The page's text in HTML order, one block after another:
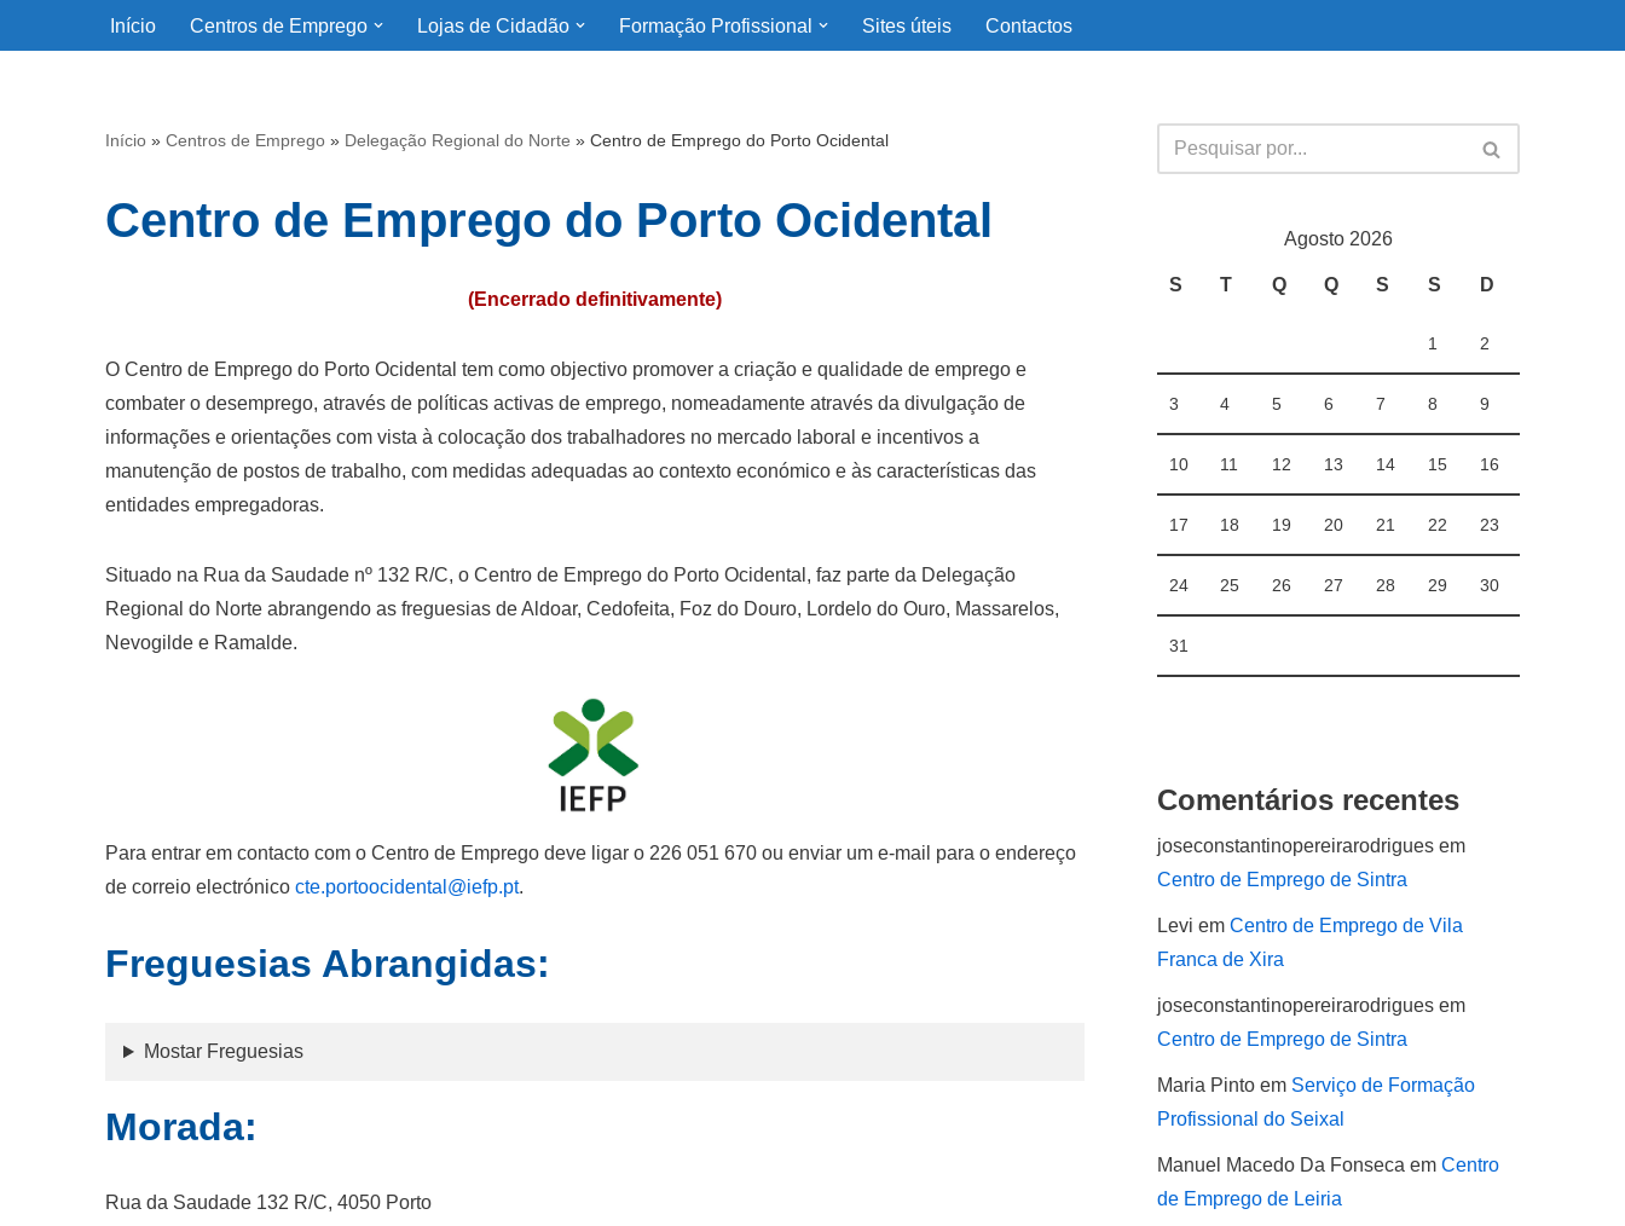
Início Centros de Emprego Lojas de Cidadão Formação Profissional Sites úteis Contactos
Início » Centros de Emprego » Delegação Regional do Norte » Centro de Emprego do Porto Ocidental
Centro de Emprego do Porto Ocidental
(Encerrado definitivamente)
O Centro de Emprego do Porto Ocidental tem como objectivo promover a criação e qualidade de emprego e
combater o desemprego, através de políticas activas de emprego, nomeadamente através da divulgação de
informações e orientações com vista à colocação dos trabalhadores no mercado laboral e incentivos a
manutenção de postos de trabalho, com medidas adequadas ao contexto económico e às características das
entidades empregadoras.
Situado na Rua da Saudade nº 132 R/C, o Centro de Emprego do Porto Ocidental, faz parte da Delegação
Regional do Norte abrangendo as freguesias de Aldoar, Cedofeita, Foz do Douro, Lordelo do Ouro, Massarelos,
Nevogilde e Ramalde.
Para entrar em contacto com o Centro de Emprego deve ligar o 226 051 670 ou enviar um e-mail para o endereço
de correio electrónico cte.portoocidental@iefp.pt.
Freguesias Abrangidas:
Mostar Freguesias
Morada:
Rua da Saudade 132 R/C, 4050 Porto
Agosto 2026
S T Q Q S S D
1 2
3 4 5 6 7 8 9
10 11 12 13 14 15 16
17 18 19 20 21 22 23
24 25 26 27 28 29 30
31
Comentários recentes
joseconstantinopereirarodrigues em
Centro de Emprego de Sintra
Levi em Centro de Emprego de Vila
Franca de Xira
joseconstantinopereirarodrigues em
Centro de Emprego de Sintra
Maria Pinto em Serviço de Formação
Profissional do Seixal
Manuel Macedo Da Fonseca em Centro
de Emprego de Leiria